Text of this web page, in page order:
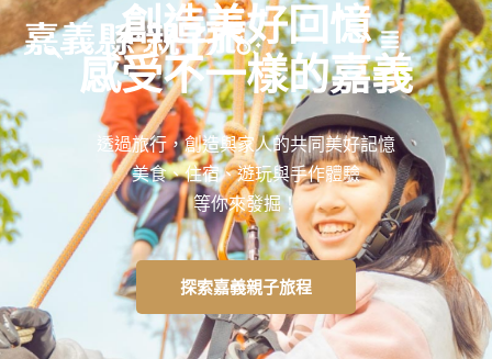
創造美好回憶
感受不一樣的嘉義
透過旅行，創造與家人的共同美好記憶
美食、住宿、遊玩與手作體驗
等你來發掘！
探索嘉義親子旅程